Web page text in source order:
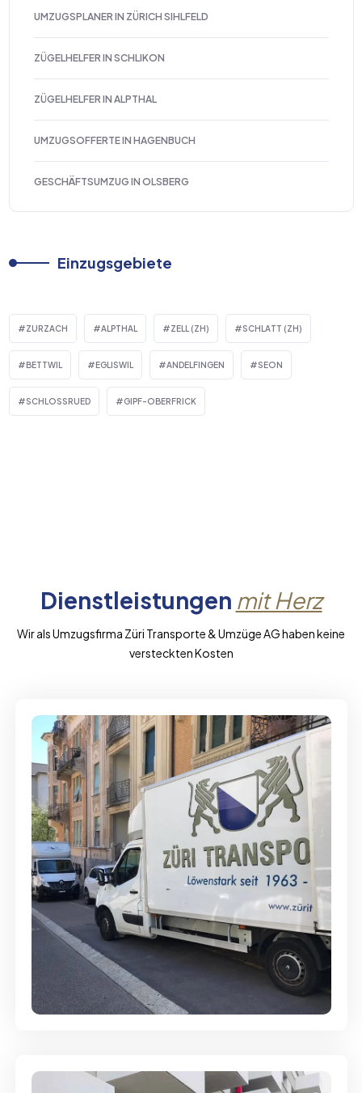
UMZUGSPLANER IN ZÜRICH SIHLFELD
ZÜGELHELFER IN SCHLIKON
ZÜGELHELFER IN ALPTHAL
UMZUGSOFFERTE IN HAGENBUCH
GESCHÄFTSUMZUG IN OLSBERG
Einzugsgebiete
ZURZACH ALPTHAL ZELL (ZH) SCHLATT (ZH)
BETTWIL EGLISWIL ANDELFINGEN SEON
SCHLOSSRUED GIPF-OBERFRICK
Dienstleistungen mit Herz
Wir als Umzugsfirma Züri Transporte & Umzüge AG haben keine
versteckten Kosten
Full-Service - Für Privatumzüge